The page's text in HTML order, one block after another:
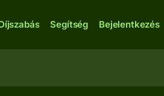
Segítség Bejelentkezés